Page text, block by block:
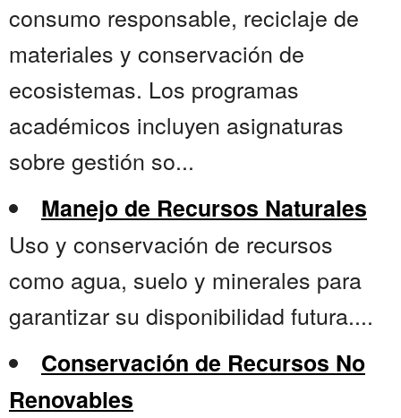
consumo responsable, reciclaje de
materiales y conservación de
ecosistemas. Los programas
académicos incluyen asignaturas
sobre gestión so...
Manejo de Recursos Naturales
Uso y conservación de recursos
como agua, suelo y minerales para
garantizar su disponibilidad futura....
Conservación de Recursos No
Renovables